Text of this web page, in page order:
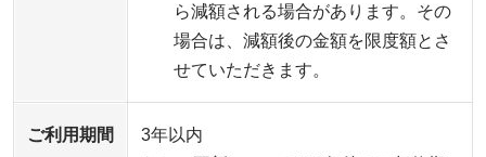
ら減額される場合があります。その
場合は、減額後の金額を限度額とさ
せていただきます。
ご利用期間
3年以内